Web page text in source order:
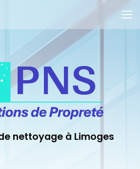
nettoyage à Limoges